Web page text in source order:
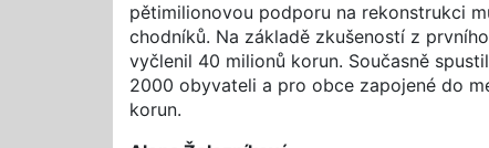
pětimilionovou podporu na rekonstrukci
chodníků. Na základě zkušeností z
vyčlenil 40 milionů korun. Současně
2000 obyvateli a pro obce zapojené do
korun.